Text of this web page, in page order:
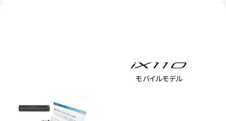
モバイルモデル